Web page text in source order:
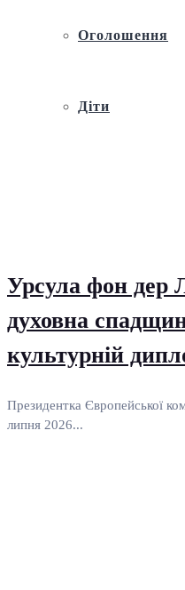
Оголошення
Діти
Урсула фон дер
духовна
культурній
Президентка Європейської
липня 2026...